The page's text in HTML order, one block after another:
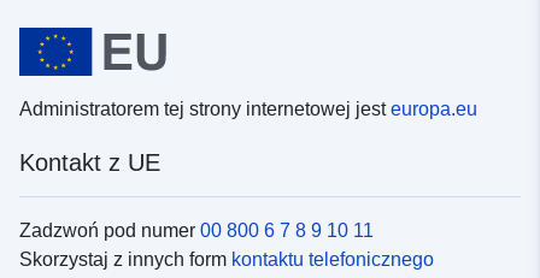
Administratorem tej strony internetowej jesteuropa.eu
Kontakt z UE
Zadzwoń pod numer 00 800 6 7 8 9 10 11
Skorzystaj z innych form kontaktu telefonicznego